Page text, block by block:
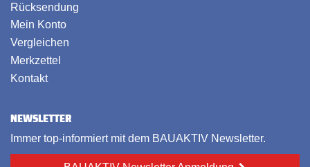
Rücksendung
Mein Konto
Vergleichen
Merkzettel
Kontakt
NEWSLETTER
Immer top-informiert mit dem BAUAKTIV Newsletter.